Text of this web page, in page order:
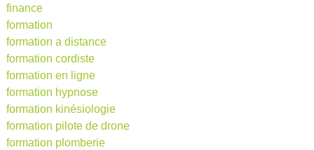
finance
formation
formation a distance
formation cordiste
formation en ligne
formation hypnose
formation kinésiologie
formation pilote de drone
formation plomberie